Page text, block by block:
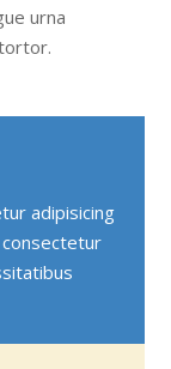
urna
adipisicing